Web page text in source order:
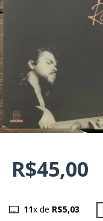
R$45,00
11x de R$5,03